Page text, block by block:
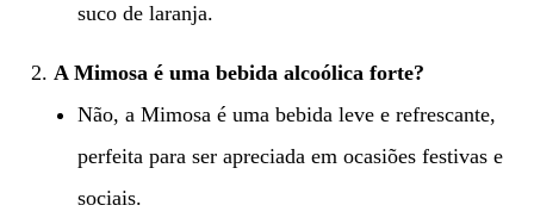
suco de laranja.
A Mimosa é uma bebida alcoólica forte?
Não, a Mimosa é uma bebida leve e refrescante,
perfeita para ser apreciada em ocasiões festivas e
sociais.